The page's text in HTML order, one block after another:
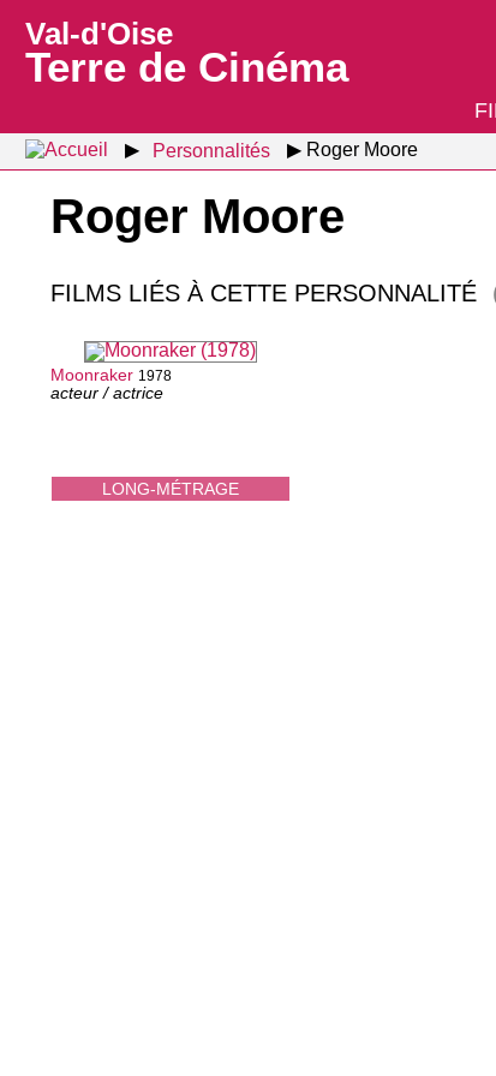
Val-d'Oise
Terre de Cinéma
Personnalités Roger Moore
Roger Moore
FILMS LIÉS À CETTE PERSONNALITÉ
LONG-MÉTRAGE
Moonraker 1978
acteur / actrice